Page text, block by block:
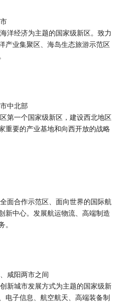
洋经济为主题的国家级新区。致力
产业集聚区、海岛生态旅游示范区
中北部
第一个国家级新区，建设西北地区
重要的产业基地和向西开放的战略
面合作示范区、面向世界的国际航
新中心。发展航运物流、高端制造
咸阳两市之间
新城市发展方式为主题的国家级新
电子信息、航空航天、高端装备制